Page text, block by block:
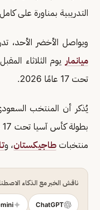
التدريبية بمناورة على
ويواصل الأخضر الأحد،
ميانمار يوم الثلاثاء
تحت 17 عامًا 2026.
يُذكر أن المنتخب
منتخبات طاجيكستان، و
ناقش الخبر مع الذكاء
ChatGPT